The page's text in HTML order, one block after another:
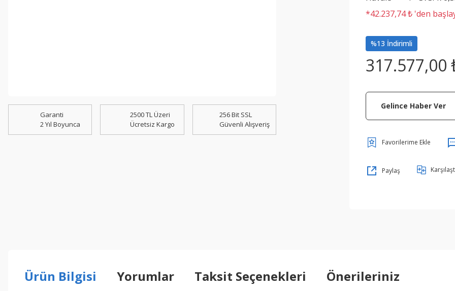
Garanti
2 Yıl Boyunca
2500 TL Üzeri
Ücretsiz Kargo
256 Bit SSL
Güvenli Alışveriş
*42.237,74 ₺ 'den
%13 İndirimli
317.577,00
Gelince Haber Ver
Paylaş
Ürün Bilgisi Yorumlar Taksit Seçenekleri Önerileriniz